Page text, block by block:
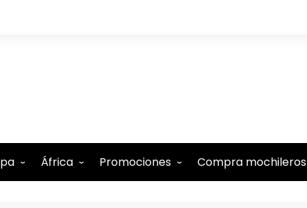
África Promociones Compra mochileros